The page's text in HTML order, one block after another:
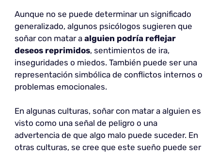
Aunque no se puede determinar un significado
generalizado, algunos psicólogos sugieren que
soñar con matar a alguien podría reflejar
deseos reprimidos, sentimientos de ira,
inseguridades o miedos. También puede ser una
representación simbólica de conflictos internos o
problemas emocionales.
En algunas culturas, soñar con matar a alguien es
visto como una señal de peligro o una
advertencia de que algo malo puede suceder. En
otras culturas, se cree que este sueño puede ser